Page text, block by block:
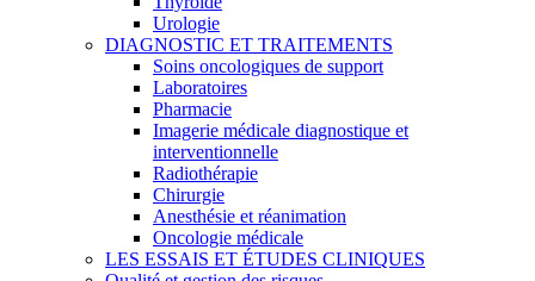
Urologie
DIAGNOSTIC ET TRAITEMENTS
Soins oncologiques de support
Laboratoires
Pharmacie
Imagerie médicale diagnostique et
interventionnelle
Radiothérapie
Chirurgie
Anesthésie et réanimation
Oncologie médicale
LES ESSAIS ET ÉTUDES CLINIQUES